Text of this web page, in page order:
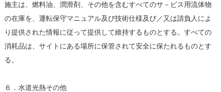
施主は、燃料油、潤滑剤、その他を含むすべてのサ－ビス用流体物
の在庫を、運転保守マニュアル及び技術仕様及び／又は請負人によ
り提供された情報に従って提供して維持するものとする。すべての
消耗品は、サイトにある場所に保管されて安全に保たれるものとす
る。
６．水道光熱その他